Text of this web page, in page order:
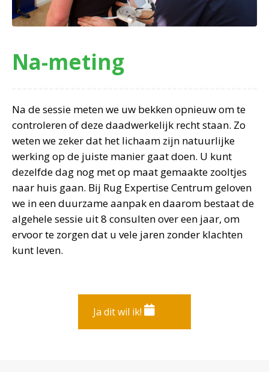
Na-meting
Na de sessie meten we uw bekken opnieuw om te
controleren of deze daadwerkelijk recht staan. Zo
weten we zeker dat het lichaam zijn natuurlijke
werking op de juiste manier gaat doen. U kunt
dezelfde dag nog met op maat gemaakte zooltjes
naar huis gaan. Bij Rug Expertise Centrum geloven
we in een duurzame aanpak en daarom bestaat de
algehele sessie uit 8 consulten over een jaar, om
ervoor te zorgen dat u vele jaren zonder klachten
kunt leven.
Ja dit wil ik!